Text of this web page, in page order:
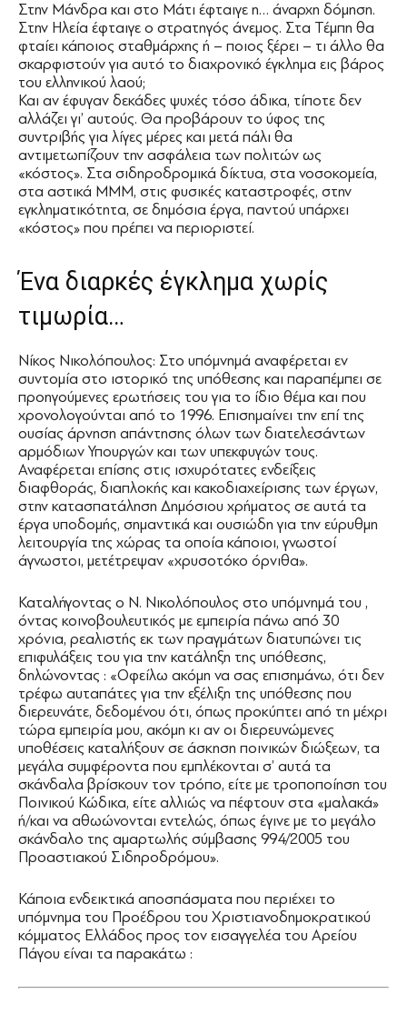
Στην Μάνδρα και στο Μάτι έφταιγε η… άναρχη δόμηση.
Στην Ηλεία έφταιγε ο στρατηγός άνεμος. Στα Τέμπη θα
φταίει κάποιος σταθμάρχης ή – ποιος ξέρει – τι άλλο θα
σκαρφιστούν για αυτό το διαχρονικό έγκλημα εις βάρος
του ελληνικού λαού;
Και αν έφυγαν δεκάδες ψυχές τόσο άδικα, τίποτε δεν
αλλάζει γι’ αυτούς. Θα προβάρουν το ύφος της
συντριβής για λίγες μέρες και μετά πάλι θα
αντιμετωπίζουν την ασφάλεια των πολιτών ως
«κόστος». Στα σιδηροδρομικά δίκτυα, στα νοσοκομεία,
στα αστικά ΜΜΜ, στις φυσικές καταστροφές, στην
εγκληματικότητα, σε δημόσια έργα, παντού υπάρχει
«κόστος» που πρέπει να περιοριστεί.
Ένα διαρκές έγκλημα χωρίς
τιμωρία…
Νίκος Νικολόπουλος: Στο υπόμνημά αναφέρεται εν
συντομία στο ιστορικό της υπόθεσης και παραπέμπει σε
προηγούμενες ερωτήσεις του για το ίδιο θέμα και που
χρονολογούνται από το 1996. Επισημαίνει την επί της
ουσίας άρνηση απάντησης όλων των διατελεσάντων
αρμόδιων Υπουργών και των υπεκφυγών τους.
Αναφέρεται επίσης στις ισχυρότατες ενδείξεις
διαφθοράς, διαπλοκής και κακοδιαχείρισης των έργων,
στην κατασπατάληση Δημόσιου χρήματος σε αυτά τα
έργα υποδομής, σημαντικά και ουσιώδη για την εύρυθμη
λειτουργία της χώρας τα οποία κάποιοι, γνωστοί
άγνωστοι, μετέτρεψαν «χρυσοτόκο όρνιθα».
Καταλήγοντας ο Ν. Νικολόπουλος στο υπόμνημά του ,
όντας κοινοβουλευτικός με εμπειρία πάνω από 30
χρόνια, ρεαλιστής εκ των πραγμάτων διατυπώνει τις
επιφυλάξεις του για την κατάληξη της υπόθεσης,
δηλώνοντας : «Οφείλω ακόμη να σας επισημάνω, ότι δεν
τρέφω αυταπάτες για την εξέλιξη της υπόθεσης που
διερευνάτε, δεδομένου ότι, όπως προκύπτει από τη μέχρι
τώρα εμπειρία μου, ακόμη κι αν οι διερευνώμενες
υποθέσεις καταλήξουν σε άσκηση ποινικών διώξεων, τα
μεγάλα συμφέροντα που εμπλέκονται σ’ αυτά τα
σκάνδαλα βρίσκουν τον τρόπο, είτε με τροποποίηση του
Ποινικού Κώδικα, είτε αλλιώς να πέφτουν στα «μαλακά»
ή/και να αθωώνονται εντελώς, όπως έγινε με το μεγάλο
σκάνδαλο της αμαρτωλής σύμβασης 994/2005 του
Προαστιακού Σιδηροδρόμου».
Κάποια ενδεικτικά αποσπάσματα που περιέχει το
υπόμνημα του Προέδρου του Χριστιανοδημοκρατικού
κόμματος Ελλάδος προς τον εισαγγελέα του Αρείου
Πάγου είναι τα παρακάτω :